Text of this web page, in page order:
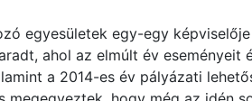
egyesületek egy-egy
ahol az elmúlt év
a 2014-es év pályázati